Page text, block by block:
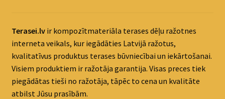
Terasei.lvir kompozītmateriāla terases dēļu ražotnes
interneta veikals, kur iegādāties Latvijā ražotus,
kvalitatīvus produktus terases būvniecībai un iekārtošanai.
Visiem produktiem ir ražotāja garantija. Visas preces tiek
piegādātas tieši no ražotāja, tāpēc to cena un kvalitāte
atbilst Jūsu prasībām.